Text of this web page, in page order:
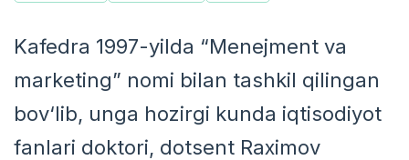
Kafedra 1997-yilda “Menejment va
marketing” nomi bilan tashkil qilingan
bov‘lib, unga hozirgi kunda iqtisodiyot
fanlari doktori, dotsent Raximov